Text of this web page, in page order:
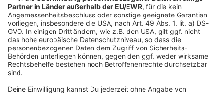
Du möchtest uns etwas sagen?
Studio Hotline